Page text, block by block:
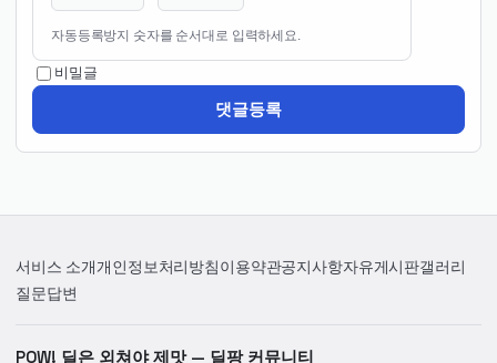
자동등록방지 숫자를 순서대로 입력하세요.
비밀글
댓글등록
서비스 소개개인정보처리방침 이용약관공지사항자유게시판갤러리
질문답변
POW! 딜은 외쳐야 제맛 — 딜팡 커뮤니티